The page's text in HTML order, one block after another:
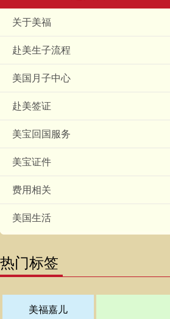
关于美福
赴美生子流程
美国月子中心
赴美签证
美宝回国服务
美宝证件
费用相关
美国生活
热门标签
美福嘉儿